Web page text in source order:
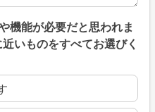
機能が必要だと思われま
いものをすべてお選びく